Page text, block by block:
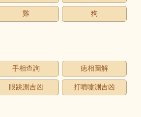
雞 狗
手相查詢 痣相圖解
眼跳測吉凶 打噴嚏測吉凶